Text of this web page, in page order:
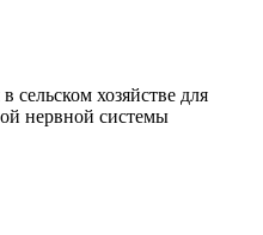
хозяйстве для
нервной системы